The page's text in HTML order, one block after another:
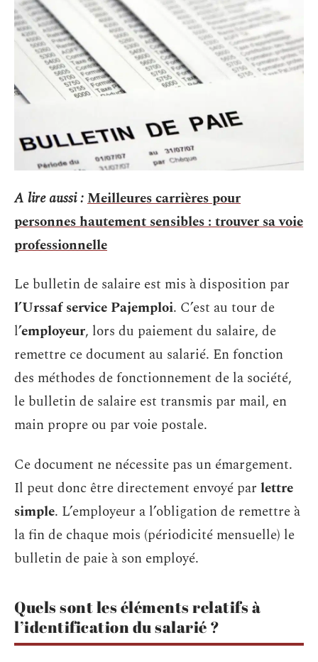
A lire aussi :Meilleures carrières pour
personnes hautement sensibles : trouver sa voie
professionnelle
Le bulletin de salaire est mis à disposition par
l’Urssaf service Pajemploi. C’est au tour de
l’employeur, lors du paiement du salaire, de
remettre ce document au salarié. En fonction
des méthodes de fonctionnement de la société,
le bulletin de salaire est transmis par mail, en
main propre ou par voie postale.
Ce document ne nécessite pas un émargement.
Il peut donc être directement envoyé par lettre
simple. L’employeur a l’obligation de remettre à
la fin de chaque mois (périodicité mensuelle) le
bulletin de paie à son employé.
Quels sont les éléments relatifs à
l’identification du salarié ?